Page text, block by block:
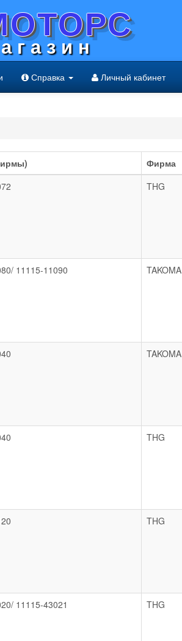
г а з и н
Справка Личный кабинет
Фирма
THG
11115-11090 TAKOMA
TAKOMA
THG
THG
11115-43021 THG